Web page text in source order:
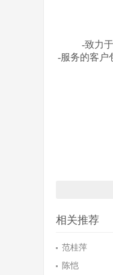
-致力
-服务的客户
相关推荐
范桂萍
陈恺